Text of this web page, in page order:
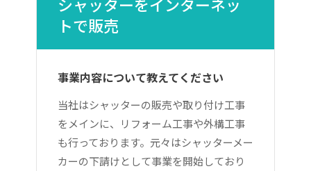
トで販売
事業内容について教えてください
当社はシャッターの販売や取り付け工事
をメインに、リフォーム工事や外構工事
も行っております。元々はシャッターメー
カーの下請けとして事業を開始しており